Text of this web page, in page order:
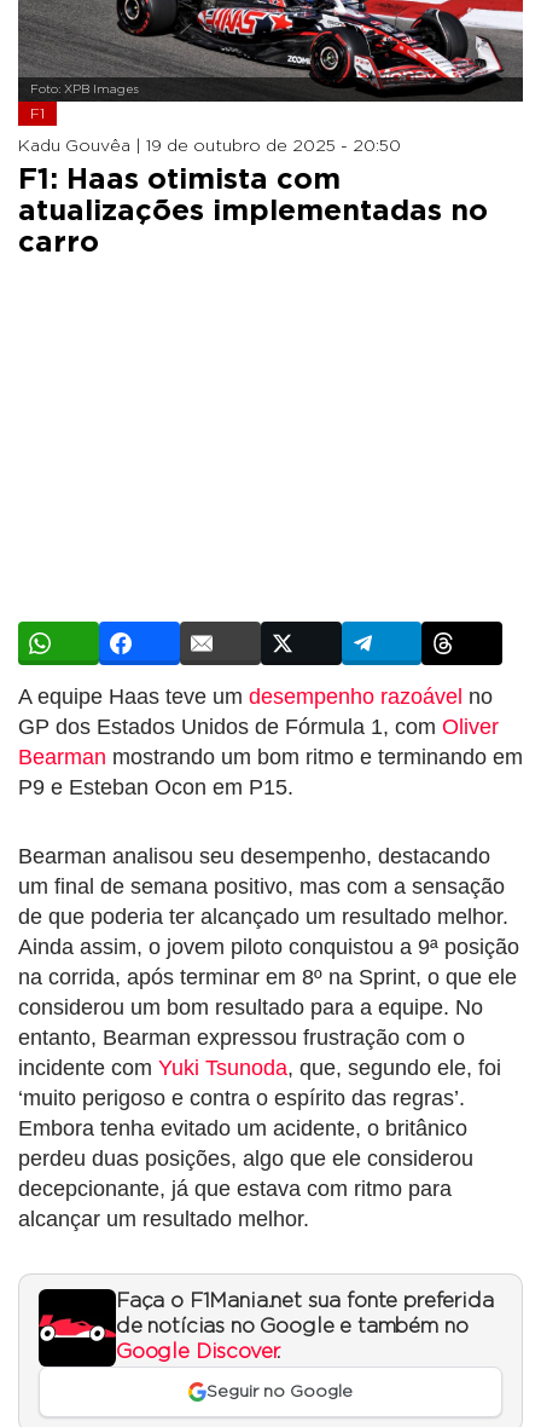
Foto: XPB Images
F1
Kadu Gouvêa | 19 de outubro de 2025 - 20:50
F1: Haas otimista com
atualizações implementadas no
carro
A equipe Haas teve um desempenho razoável no
GP dos Estados Unidos de Fórmula 1, com Oliver
Bearman mostrando um bom ritmo e terminando em
P9 e Esteban Ocon em P15.
Bearman analisou seu desempenho, destacando
um final de semana positivo, mas com a sensação
de que poderia ter alcançado um resultado melhor.
Ainda assim, o jovem piloto conquistou a 9ª posição
na corrida, após terminar em 8º na Sprint, o que ele
considerou um bom resultado para a equipe. No
entanto, Bearman expressou frustração com o
incidente com Yuki Tsunoda, que, segundo ele, foi
‘muito perigoso e contra o espírito das regras’.
Embora tenha evitado um acidente, o britânico
perdeu duas posições, algo que ele considerou
decepcionante, já que estava com ritmo para
alcançar um resultado melhor.
Faça o F1Mania.net sua fonte preferida
de notícias no Google e também no
Google Discover.
Seguir no Google